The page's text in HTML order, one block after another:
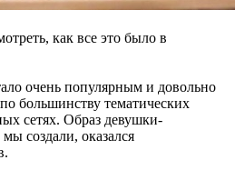
как все это было в
очень популярным и довольно
большинству тематических
сетях. Образ девушки-
создали, оказался